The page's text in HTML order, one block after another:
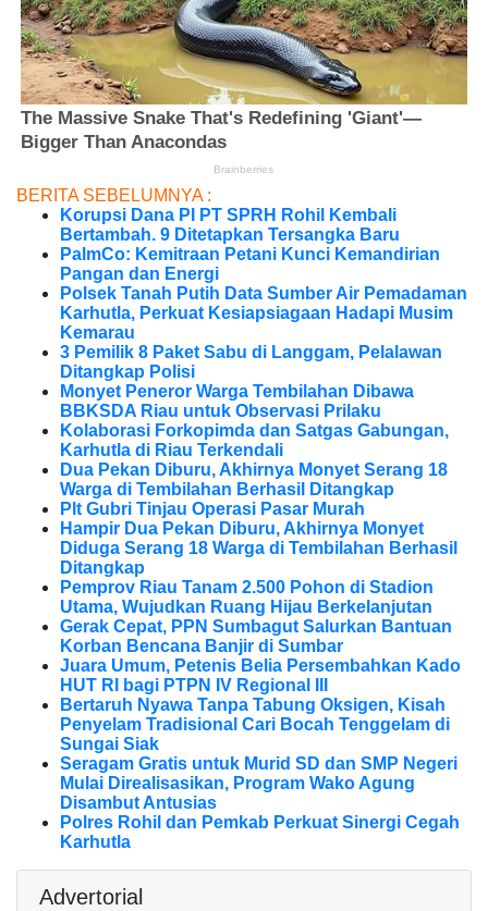
BERITA SEBELUMNYA :
Korupsi Dana PI PT SPRH Rohil Kembali
Bertambah. 9 Ditetapkan Tersangka Baru
PalmCo: Kemitraan Petani Kunci Kemandirian
Pangan dan Energi
Polsek Tanah Putih Data Sumber Air Pemadaman
Karhutla, Perkuat Kesiapsiagaan Hadapi Musim
Kemarau
3 Pemilik 8 Paket Sabu di Langgam, Pelalawan
Ditangkap Polisi
Monyet Peneror Warga Tembilahan Dibawa
BBKSDA Riau untuk Observasi Prilaku
Kolaborasi Forkopimda dan Satgas Gabungan,
Karhutla di Riau Terkendali
Dua Pekan Diburu, Akhirnya Monyet Serang 18
Warga di Tembilahan Berhasil Ditangkap
Plt Gubri Tinjau Operasi Pasar Murah
Hampir Dua Pekan Diburu, Akhirnya Monyet
Diduga Serang 18 Warga di Tembilahan Berhasil
Ditangkap
Pemprov Riau Tanam 2.500 Pohon di Stadion
Utama, Wujudkan Ruang Hijau Berkelanjutan
Gerak Cepat, PPN Sumbagut Salurkan Bantuan
Korban Bencana Banjir di Sumbar
Juara Umum, Petenis Belia Persembahkan Kado
HUT RI bagi PTPN IV Regional III
Bertaruh Nyawa Tanpa Tabung Oksigen, Kisah
Penyelam Tradisional Cari Bocah Tenggelam di
Sungai Siak
Seragam Gratis untuk Murid SD dan SMP Negeri
Mulai Direalisasikan, Program Wako Agung
Disambut Antusias
Polres Rohil dan Pemkab Perkuat Sinergi Cegah
Karhutla
Advertorial